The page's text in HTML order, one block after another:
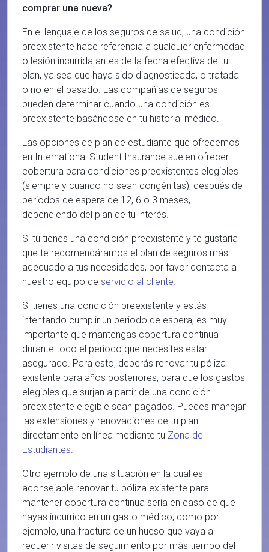
comprar una nueva?
En el lenguaje de los seguros de salud, una condición
preexistente hace referencia a cualquier enfermedad
o lesión incurrida antes de la fecha efectiva de tu
plan, ya sea que haya sido diagnosticada, o tratada
o no en el pasado. Las compañías de seguros
pueden determinar cuando una condición es
preexistente basándose en tu historial médico.
Las opciones de plan de estudiante que ofrecemos
en International Student Insurance suelen ofrecer
cobertura para condiciones preexistentes elegibles
(siempre y cuando no sean congénitas), después de
periodos de espera de 12, 6 o 3 meses,
dependiendo del plan de tu interés.
Si tú tienes una condición preexistente y te gustaría
que te recomendáramos el plan de seguros más
adecuado a tus necesidades, por favor contacta a
nuestro equipo de servicio al cliente.
Si tienes una condición preexistente y estás
intentando cumplir un periodo de espera, es muy
importante que mantengas cobertura continua
durante todo el periodo que necesites estar
asegurado. Para esto, deberás renovar tu póliza
existente para años posteriores, para que los gastos
elegibles que surjan a partir de una condición
preexistente elegible sean pagados. Puedes manejar
las extensiones y renovaciones de tu plan
directamente en línea mediante tu Zona de
Estudiantes.
Otro ejemplo de una situación en la cual es
aconsejable renovar tu póliza existente para
mantener cobertura continua sería en caso de que
hayas incurrido en un gasto médico, como por
ejemplo, una fractura de un hueso que vaya a
requerir visitas de seguimiento por más tiempo del